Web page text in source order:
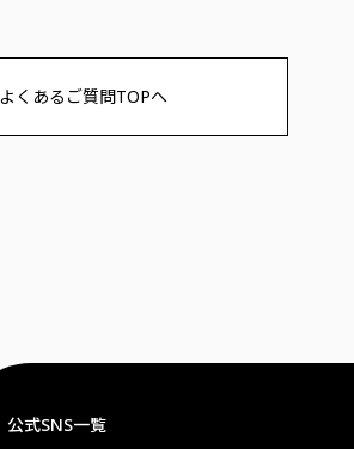
よくあるご質問TOPへ
公式SNS一覧